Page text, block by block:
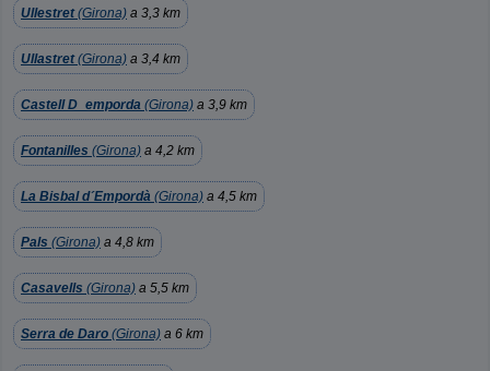
Ullestret(Girona) a 3,3 km
Ullastret(Girona) a 3,4 km
Castell D_emporda (Girona) a 3,9 km
Fontanilles (Girona) a 4,2 km
La Bisbal d´Empordà (Girona) a 4,5 km
Pals (Girona) a 4,8 km
Casavells (Girona) a 5,5 km
Serra de Daro (Girona) a 6 km